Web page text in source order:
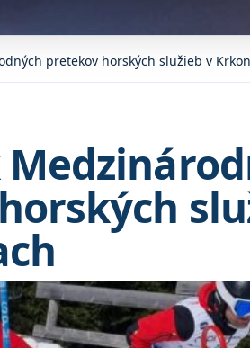
pretekov horských služieb v